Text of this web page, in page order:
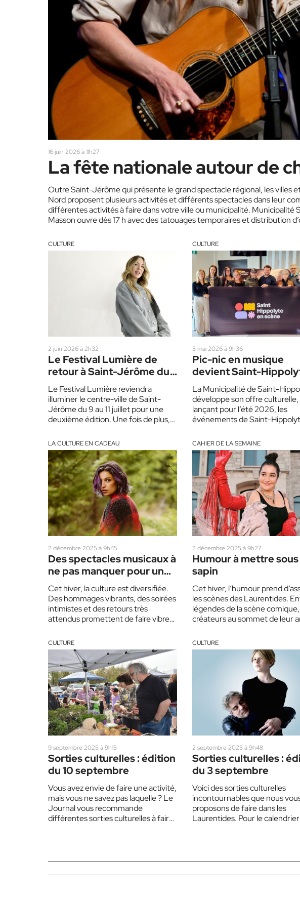
16 juin 2026 à 11h27
La fête nationale autour de
Outre Saint-Jérôme qui présente le grand spectacle régional, les villes
Nord proposent plusieurs activités et différents spectacles dans leur
différentes activités à faire dans votre ville ou municipalité. Municipalité
Masson ouvre dès 17 h avec des tatouages temporaires et distribution
CULTURE
2 juin 2026 à 2h32
Le Festival Lumière de
retour à Saint-Jérôme du
9 au 11 juillet
Le Festival Lumière reviendra
illuminer le centre-ville de Saint-
Jérôme du 9 au 11 juillet pour une
deuxième édition. Une fois de plus,
CULTURE
5 mai 2026 à 9h36
Pic-nic en musique
devient Saint-
en scène
La Municipalité de Saint-
développe son offre culturelle,
lançant pour l’été 2026, les
événements de Saint-
rassemblera, sous…
LA CULTURE EN CADEAU
2 décembre 2025 à 9h45
Des spectacles musicaux à
ne pas manquer pour un
hiver festif
Cet hiver, la culture est diversifiée.
Des hommages vibrants, des soirées
intimistes et des retours très
attendus promettent de faire vibrer
CAHIER DE LA SEMAINE
2 décembre 2025 à 9h27
Humour à mettre sous
sapin
Cet hiver, l’humour prend
les scènes des Laurentides.
légendes de la scène comique,
créateurs au sommet de leur
CULTURE
9 septembre 2025 à 9h15
Sorties culturelles : édition
du 10 septembre
Vous avez envie de faire une activité,
mais vous ne savez pas laquelle ? Le
Journal vous recommande
différentes sorties culturelles à faire
CULTURE
2 septembre 2025 à 9h48
Sorties culturelles :
du 3 septembre
Voici des sorties culturelles
incontournables que nous
proposons de faire dans les
Laurentides. Pour le calendrier